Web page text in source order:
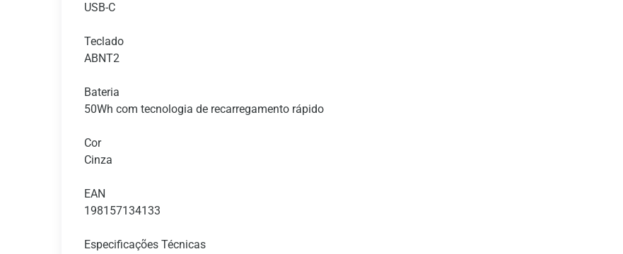
USB-C
Teclado
ABNT2
Bateria
50Wh com tecnologia de recarregamento rápido
Cor
Cinza
EAN
198157134133
Especificações Técnicas